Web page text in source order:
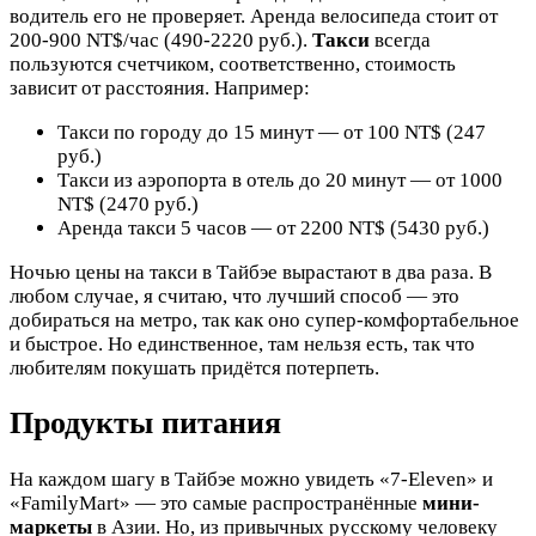
водитель его не проверяет. Аренда велосипеда стоит от
200-900 NT$/час (490-2220 руб.). Такси всегда
пользуются счетчиком, соответственно, стоимость
зависит от расстояния. Например:
Такси по городу до 15 минут — от 100 NT$ (247
руб.)
Такси из аэропорта в отель до 20 минут — от 1000
NT$ (2470 руб.)
Аренда такси 5 часов — от 2200 NT$ (5430 руб.)
Ночью цены на такси в Тайбэе вырастают в два раза. В
любом случае, я считаю, что лучший способ — это
добираться на метро, так как оно супер-комфортабельное
и быстрое. Но единственное, там нельзя есть, так что
любителям покушать придётся потерпеть.
Продукты питания
На каждом шагу в Тайбэе можно увидеть «7-Eleven» и
«FamilyMart» — это самые распространённые мини-
маркеты в Азии. Но, из привычных русскому человеку